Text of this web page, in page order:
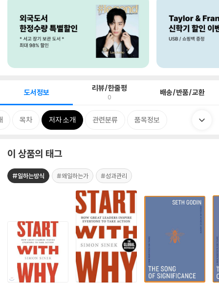
도서정보 리뷰/한줄평
0 배송/반품/교환
목차 저자 소개 관련분류 품목정보
이 상품의 태그
#일하는방식 #왜일하는가 #성과관리